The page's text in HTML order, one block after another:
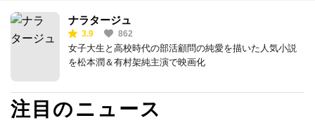
ナラタージュ
3.9 862
女子大生と高校時代の部活顧問の純愛を描いた人気小説
を松本潤＆有村架純主演で映画化
注目のニュース